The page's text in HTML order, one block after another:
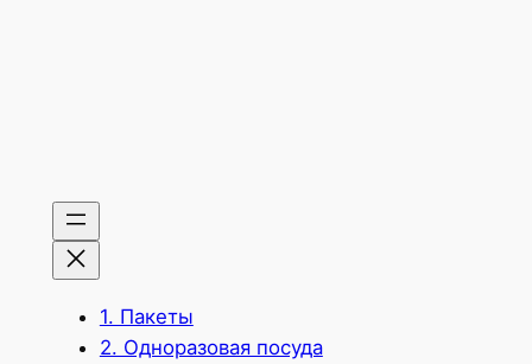
1. Пакеты
2. Одноразовая посуда